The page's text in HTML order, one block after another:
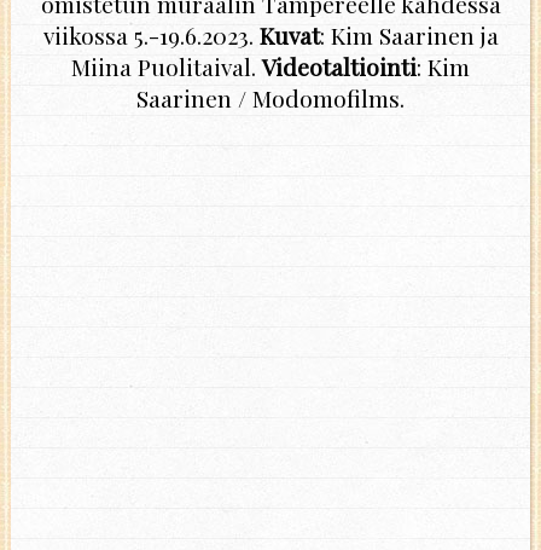
viikossa 5.-19.6.2023. Kuvat: Kim Saarinen ja
Miina Puolitaival.Videotaltiointi: Kim
Saarinen / Modomofilms.